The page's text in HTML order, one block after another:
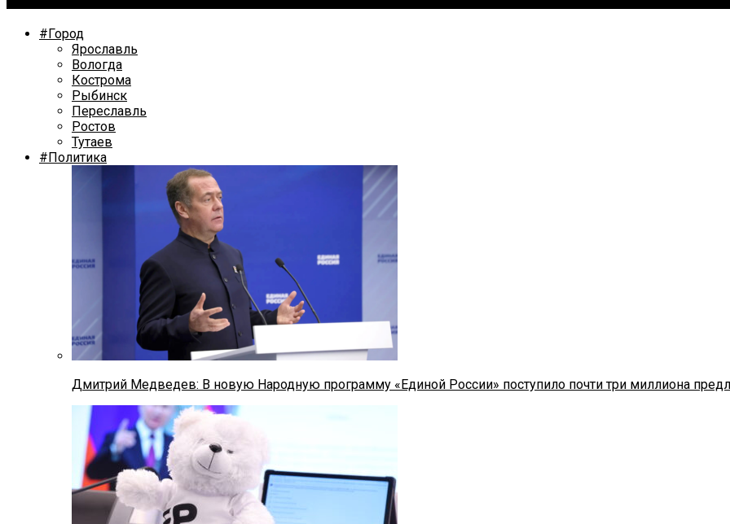
#Город
Ярославль
Вологда
Кострома
Рыбинск
Переславль
Ростов
Тутаев
#Политика
Дмитрий Медведев: В новую Народную программу «Единой России» поступило почти три миллиона